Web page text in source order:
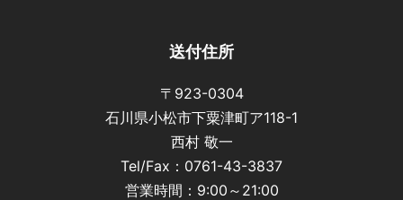
送付住所
〒923-0304
石川県小松市下粟津町ア118-1
西村 敬一
Tel/Fax：0761-43-3837
営業時間：9:00～21:00